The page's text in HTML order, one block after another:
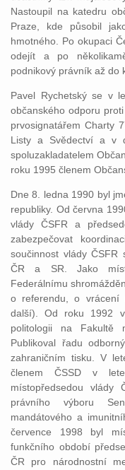
Nastoupil na katedru
Praze, kde působil
hmotného. Po okupaci
odejít a po
podnikový právník až do
Pavel Rychetský se v
občanského odporu
prvosignatářem Charty
Listy a Svědectví a v
spoluzakladatelem
roku 1995 členem
Dne 8. ledna 1990 byl
republiky. Od června
vlády ČSFR a
zabezpečovat
součinnost vlády
ČR a SR. Jako
Federálnímu
o referendu, o vrácení
další). Od roku 1992
politologii na Fakultě
Publikoval řadu
zahraničním tisku. V
členem ČSSD v
místopředsedou vlády
právního výboru
mandátového a
července 1998 byl
funkčního období
ČR pro národnostní